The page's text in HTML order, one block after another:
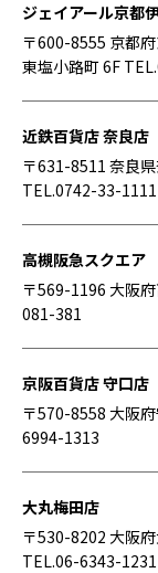
ジェイアール京都
〒600-8555 京都
東塩小路町 6F
近鉄百貨店 奈良店
〒631-8511 奈良
TEL.0742-33-1111
高槻阪急スクエア
〒569-1196 大阪
081-381
京阪百貨店 守口店
〒570-8558 大阪
6994-1313
大丸梅田店
〒530-8202 大阪
TEL.06-6343-1231